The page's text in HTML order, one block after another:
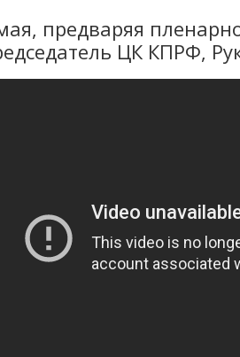
предваряя
ЦК КПРФ,